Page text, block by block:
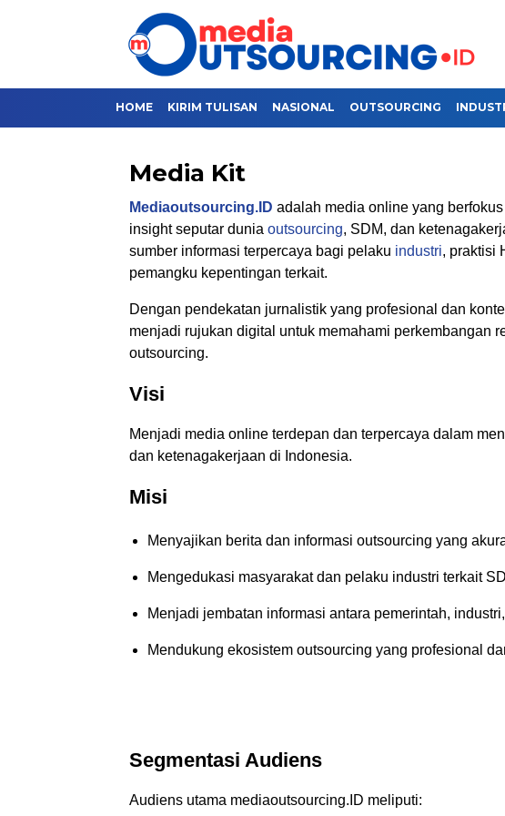
HOME KIRIM TULISAN NASIONAL OUTSOURCING
Media Kit
Mediaoutsourcing.ID adalah media online yang
insight seputar dunia outsourcing, SDM, dan
sumber informasi terpercaya bagi pelaku industri, praktisi
pemangku kepentingan terkait.
Dengan pendekatan jurnalistik yang profesional dan
menjadi rujukan digital untuk memahami perkembangan
outsourcing.
Visi
Menjadi media online terdepan dan terpercaya dalam
dan ketenagakerjaan di Indonesia.
Misi
Menyajikan berita dan informasi outsourcing yang
Mengedukasi masyarakat dan pelaku industri terkait
Menjadi jembatan informasi antara pemerintah,
Mendukung ekosistem outsourcing yang profesional
Segmentasi Audiens
Audiens utama mediaoutsourcing.ID meliputi: